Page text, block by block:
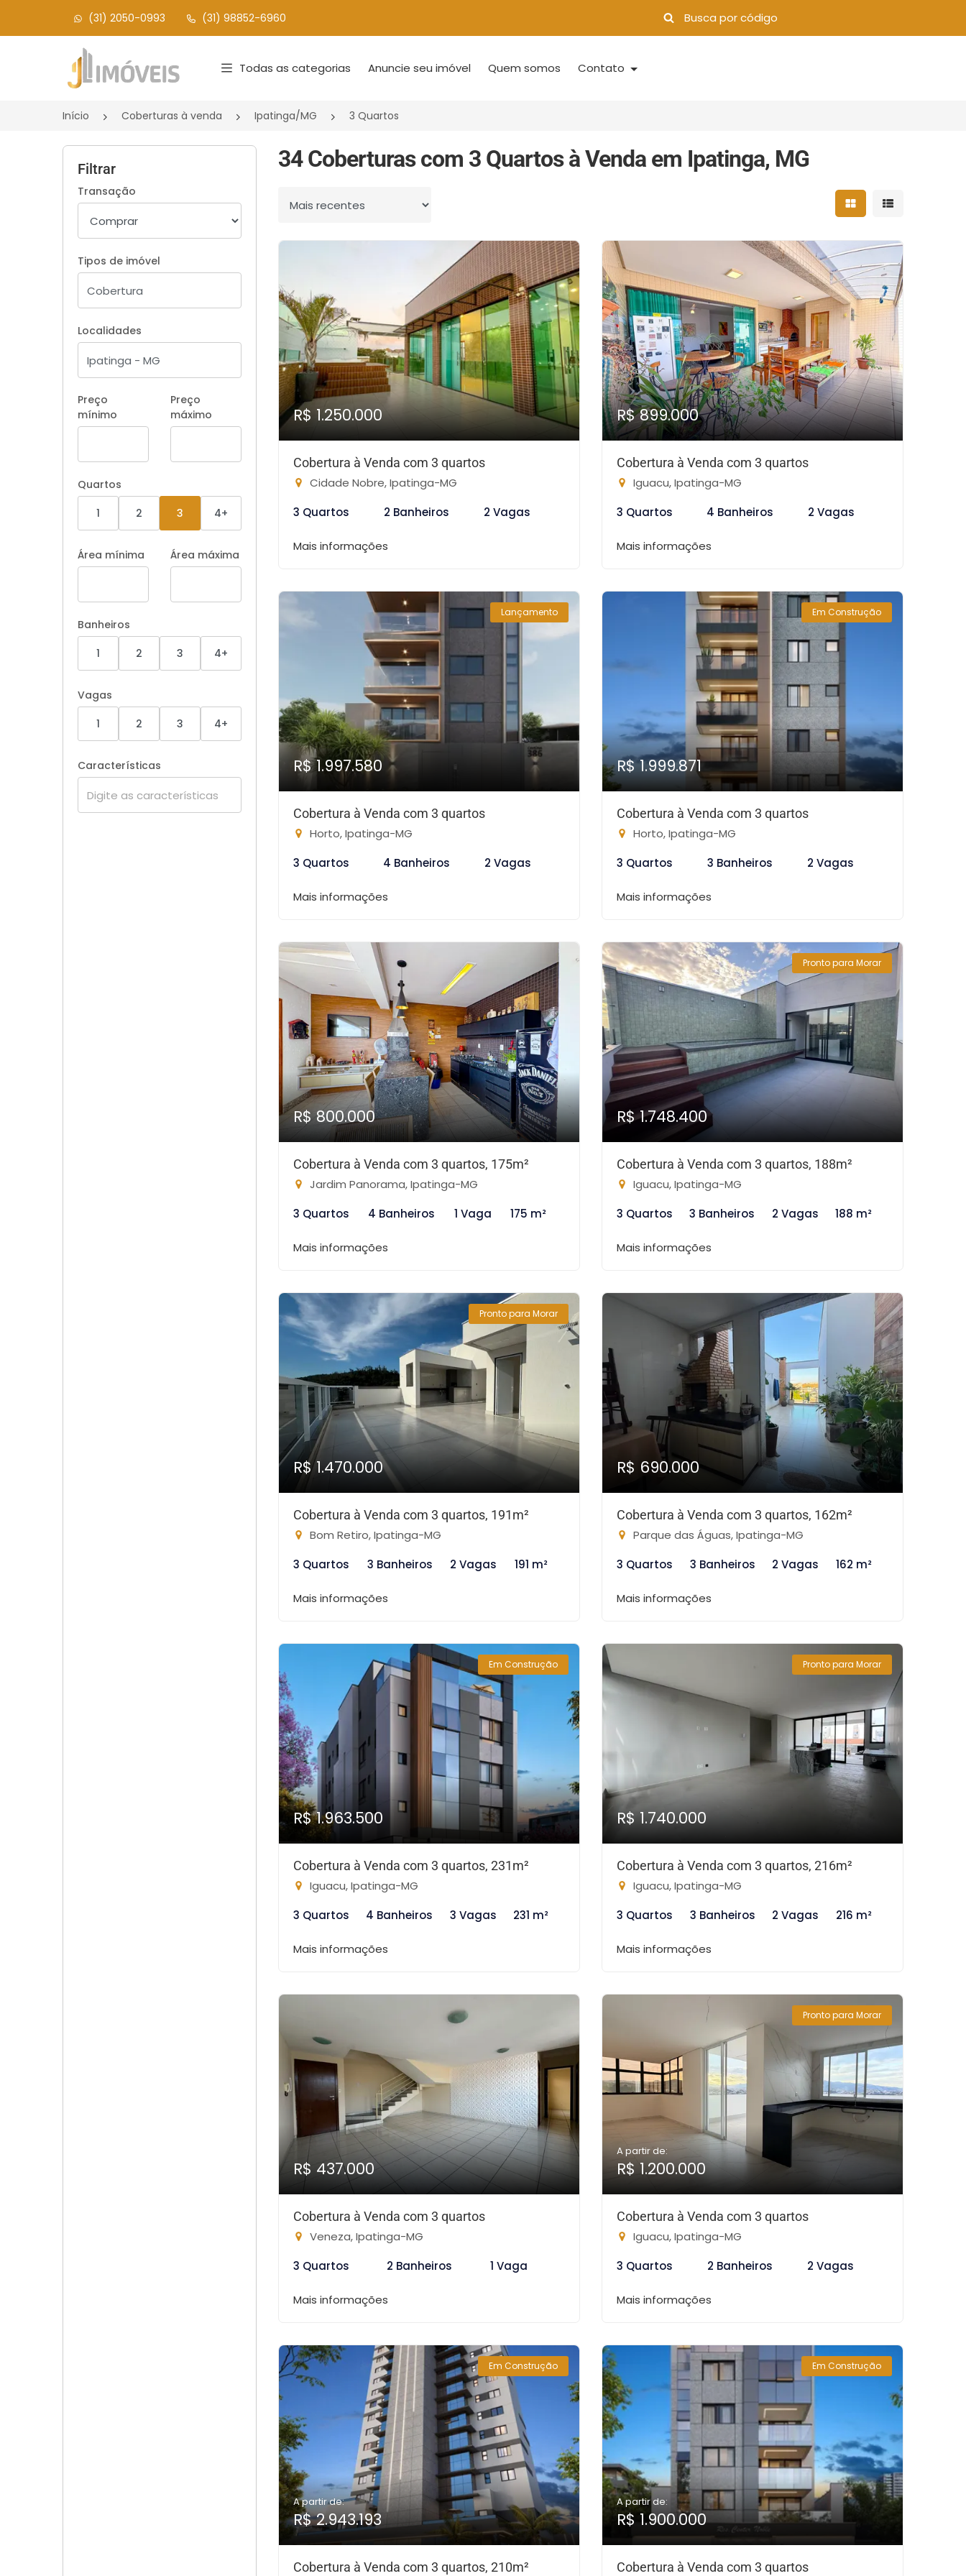
(31) 2050-0993 (31) 98852-6960
Página inicial
Todas as categorias Anuncie seu imóvel Quem somos Contato
Início Coberturas à venda Ipatinga/MG 3 Quartos
Filtrar
Transação
Tipos de imóvel
Localidades
Preço
mínimo
Preço
máximo
Quartos
1
2 3 4+
Área mínima Área máxima
Banheiros
1
2 3 4+
Vagas
1
2 3 4+
Características
34 Coberturas com 3 Quartos à Venda em Ipatinga, MG
Ordenar por Mostrar resultados
Mostrar
R$ 1.250.000
Cobertura à Venda com 3 quartos
Cidade Nobre, Ipatinga-MG
3 Quartos
2 Banheiros 2 Vagas
Mais informações
R$ 899.000
Cobertura à Venda com 3 quartos
Iguacu, Ipatinga-MG
3 Quartos
4 Banheiros 2 Vagas
Mais informações
Lançamento
R$ 1.997.580
Cobertura à Venda com 3 quartos
Horto, Ipatinga-MG
3 Quartos
4 Banheiros 2 Vagas
Mais informações
Em Construção
R$ 1.999.871
Cobertura à Venda com 3 quartos
Horto, Ipatinga-MG
3 Quartos
3 Banheiros 2 Vagas
Mais informações
R$ 800.000
Cobertura à Venda com 3 quartos, 175m²
Jardim Panorama, Ipatinga-MG
3 Quartos
4 Banheiros 1 Vaga 175 m²
Mais informações
Pronto para Morar
R$ 1.748.400
Cobertura à Venda com 3 quartos, 188m²
Iguacu, Ipatinga-MG
3 Quartos
3 Banheiros 2 Vagas 188 m²
Mais informações
Pronto para Morar
R$ 1.470.000
Cobertura à Venda com 3 quartos, 191m²
Bom Retiro, Ipatinga-MG
3 Quartos
3 Banheiros 2 Vagas 191 m²
Mais informações
R$ 690.000
Cobertura à Venda com 3 quartos, 162m²
Parque das Águas, Ipatinga-MG
3 Quartos
3 Banheiros 2 Vagas 162 m²
Mais informações
Em Construção
R$ 1.963.500
Cobertura à Venda com 3 quartos, 231m²
Iguacu, Ipatinga-MG
3 Quartos
4 Banheiros 3 Vagas 231 m²
Mais informações
Pronto para Morar
R$ 1.740.000
Cobertura à Venda com 3 quartos, 216m²
Iguacu, Ipatinga-MG
3 Quartos
3 Banheiros 2 Vagas 216 m²
Mais informações
R$ 437.000
Cobertura à Venda com 3 quartos
Veneza, Ipatinga-MG
3 Quartos
2 Banheiros 1 Vaga
Mais informações
Pronto para Morar
A partir de:
R$ 1.200.000
Cobertura à Venda com 3 quartos
Iguacu, Ipatinga-MG
3 Quartos
2 Banheiros 2 Vagas
Mais informações
Em Construção
A partir de:
R$ 2.943.193
Cobertura à Venda com 3 quartos, 210m²
Em Construção
A partir de:
R$ 1.900.000
Cobertura à Venda com 3 quartos